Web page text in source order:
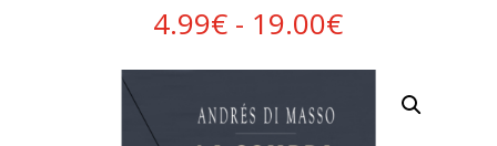
4.99€ - 19.00€Rango
de
precios:
desde
4.99€